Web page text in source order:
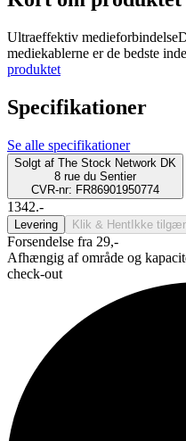
Ultraeffektiv
mediekablerne er de bedste
produktet
Specifikationer
Se alle specifikationer
Solgt af The Stock Network DK
8 rue du Sentier
CVR-nr: FR86901950774
1342.-
Levering Klik & Hent Ikke
Forsendelse fra 29,-
Afhængig af område og
check-out